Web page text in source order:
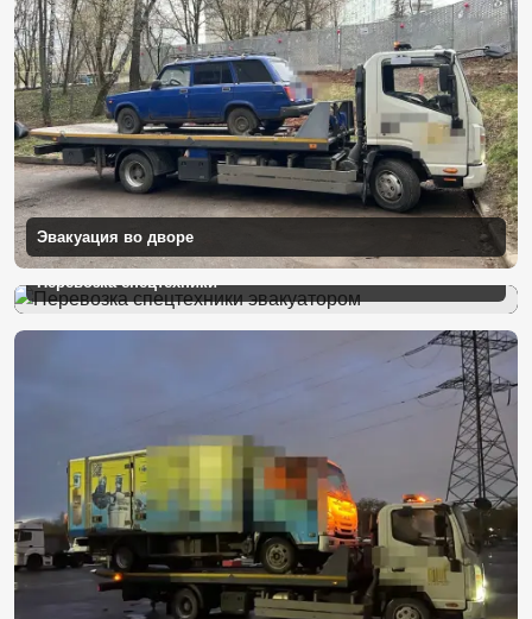
Эвакуация во дворе
Перевозка спецтехники